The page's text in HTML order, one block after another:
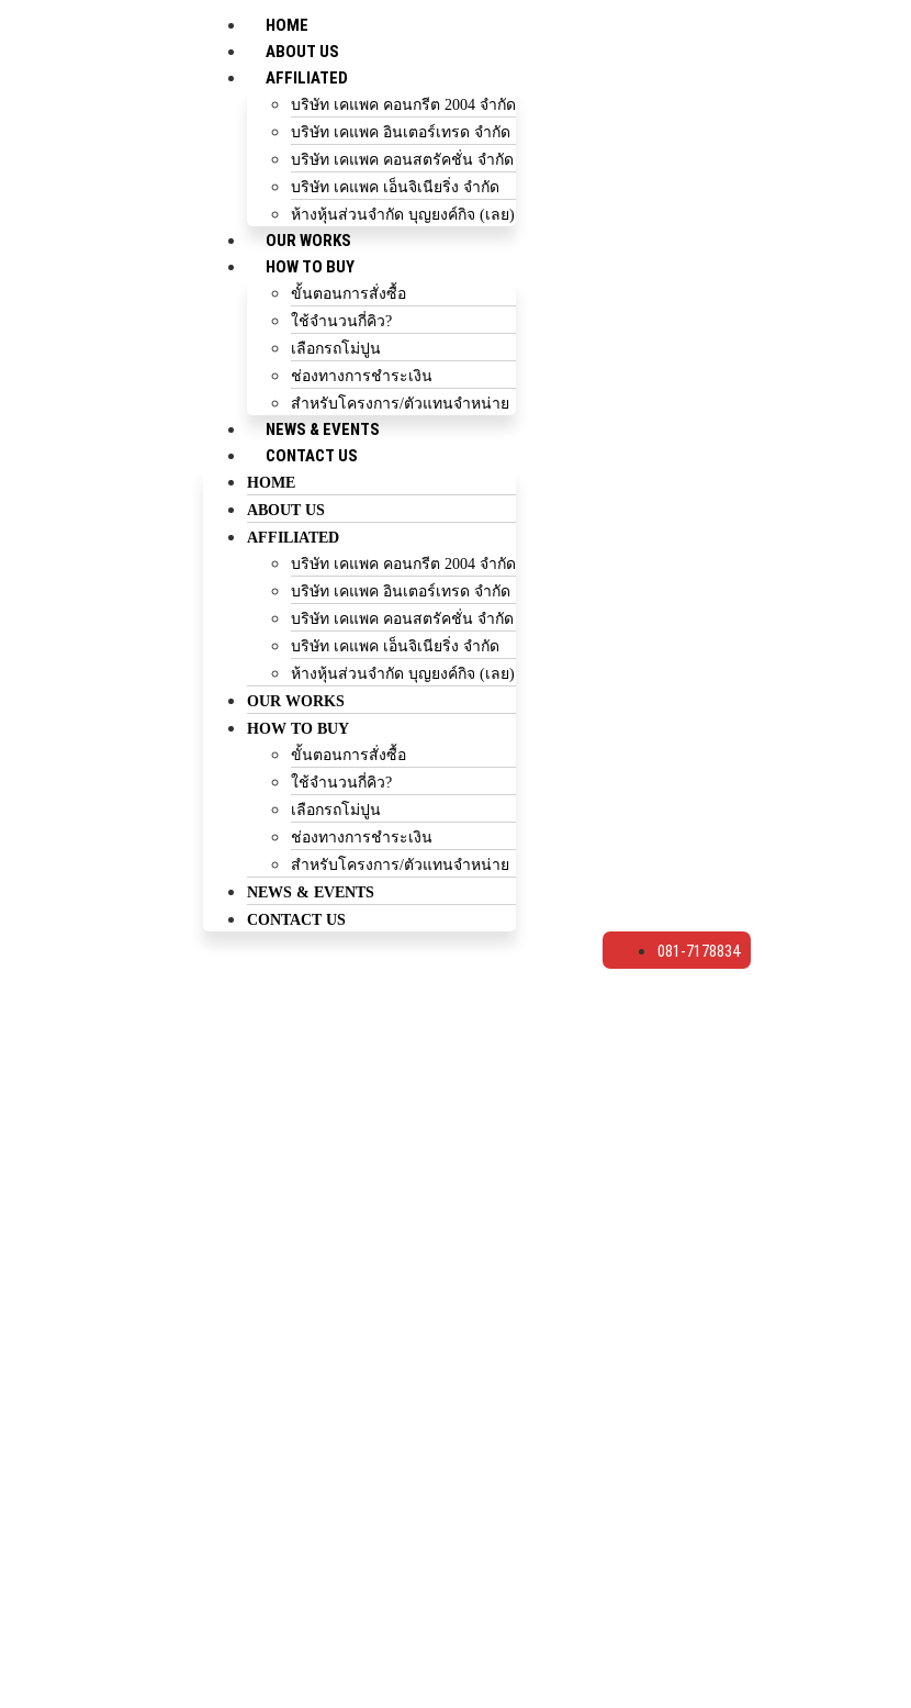
HOME
ABOUT US
AFFILIATED
บริษัท เคแพค คอนกรีต 2004 จำกัด
บริษัท เคแพค อินเตอร์เทรด จำกัด
บริษัท เคแพค คอนสตรัคชั่น จำกัด
บริษัท เคแพค เอ็นจิเนียริ่ง จำกัด
ห้างหุ้นส่วนจำกัด บุญยงค์กิจ (เลย)
OUR WORKS
HOW TO BUY
ขั้นตอนการสั่งซื้อ
ใช้จำนวนกี่คิว?
เลือกรถโม่ปูน
ช่องทางการชำระเงิน
สำหรับโครงการ/ตัวแทนจำหน่าย
NEWS & EVENTS
CONTACT US
HOME
ABOUT US
AFFILIATED
บริษัท เคแพค คอนกรีต 2004 จำกัด
บริษัท เคแพค อินเตอร์เทรด จำกัด
บริษัท เคแพค คอนสตรัคชั่น จำกัด
บริษัท เคแพค เอ็นจิเนียริ่ง จำกัด
ห้างหุ้นส่วนจำกัด บุญยงค์กิจ (เลย)
OUR WORKS
HOW TO BUY
ขั้นตอนการสั่งซื้อ
ใช้จำนวนกี่คิว?
เลือกรถโม่ปูน
ช่องทางการชำระเงิน
สำหรับโครงการ/ตัวแทนจำหน่าย
NEWS & EVENTS
CONTACT US
081-7178834